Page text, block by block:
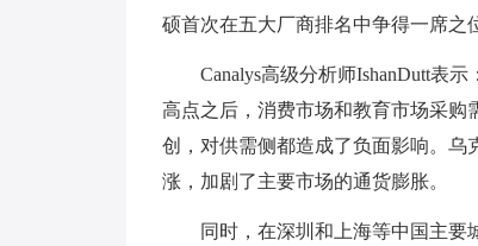
硕首次在五大厂商排名中争得一席之
Canalys高级分析师IshanDutt表
高点之后，消费市场和教育市场采购
创，对供需侧都造成了负面影响。乌
涨，加剧了主要市场的通货膨胀。
同时，在深圳和上海等中国主要